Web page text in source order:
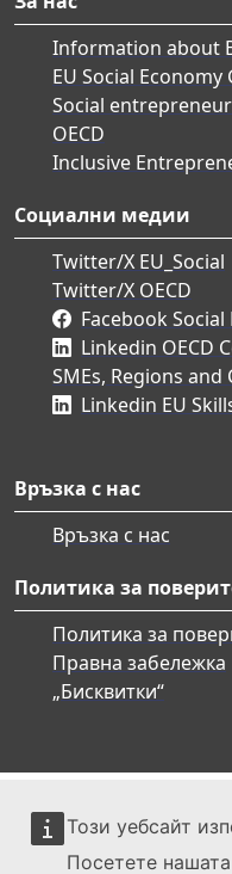
Този уебсайт
Посетете нашата
Information about
EU Social Economy
Social
OECD
Inclusive
Социални медии
Twitter/X EU_Social
Twitter/X OECD
Facebook
Linkedin OECD
SMEs, Regions and
Linkedin EU
Връзка с нас
Връзка с нас
Политика за
Политика за
Правна забележка
„Бисквитки“